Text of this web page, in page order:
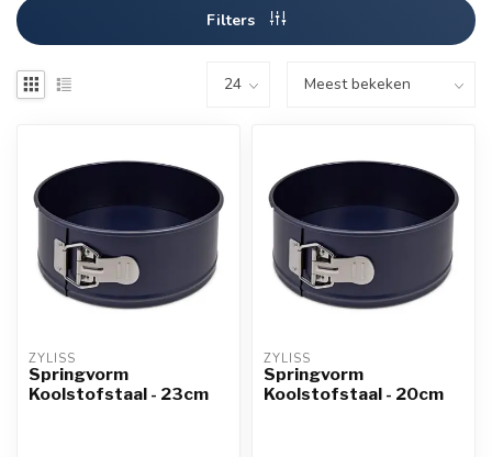
Filters
ZYLISS
Springvorm
Koolstofstaal - 23cm
ZYLISS
Springvorm
Koolstofstaal - 20cm